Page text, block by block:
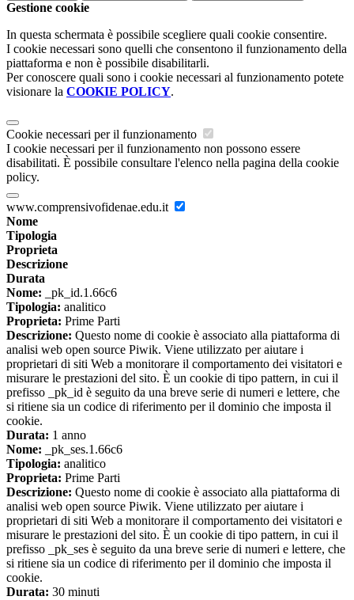
Gestione cookie
In questa schermata è possibile scegliere quali cookie consentire.
I cookie necessari sono quelli che consentono il funzionamento della
piattaforma e non è possibile disabilitarli.
Per conoscere quali sono i cookie necessari al funzionamento potete
visionare la COOKIE POLICY.
Cookie necessari per il funzionamento
I cookie necessari per il funzionamento non possono essere
disabilitati. È possibile consultare l'elenco nella pagina della cookie
policy.
www.comprensivofidenae.edu.it
Nome
Tipologia
Proprieta
Descrizione
Durata
Nome: _pk_id.1.66c6
Tipologia: analitico
Proprieta: Prime Parti
Descrizione: Questo nome di cookie è associato alla piattaforma di
analisi web open source Piwik. Viene utilizzato per aiutare i
proprietari di siti Web a monitorare il comportamento dei visitatori e
misurare le prestazioni del sito. È un cookie di tipo pattern, in cui il
prefisso _pk_id è seguito da una breve serie di numeri e lettere, che
si ritiene sia un codice di riferimento per il dominio che imposta il
cookie.
Durata: 1 anno
Nome: _pk_ses.1.66c6
Tipologia: analitico
Proprieta: Prime Parti
Descrizione: Questo nome di cookie è associato alla piattaforma di
analisi web open source Piwik. Viene utilizzato per aiutare i
proprietari di siti Web a monitorare il comportamento dei visitatori e
misurare le prestazioni del sito. È un cookie di tipo pattern, in cui il
prefisso _pk_ses è seguito da una breve serie di numeri e lettere, che
si ritiene sia un codice di riferimento per il dominio che imposta il
cookie.
Durata: 30 minuti